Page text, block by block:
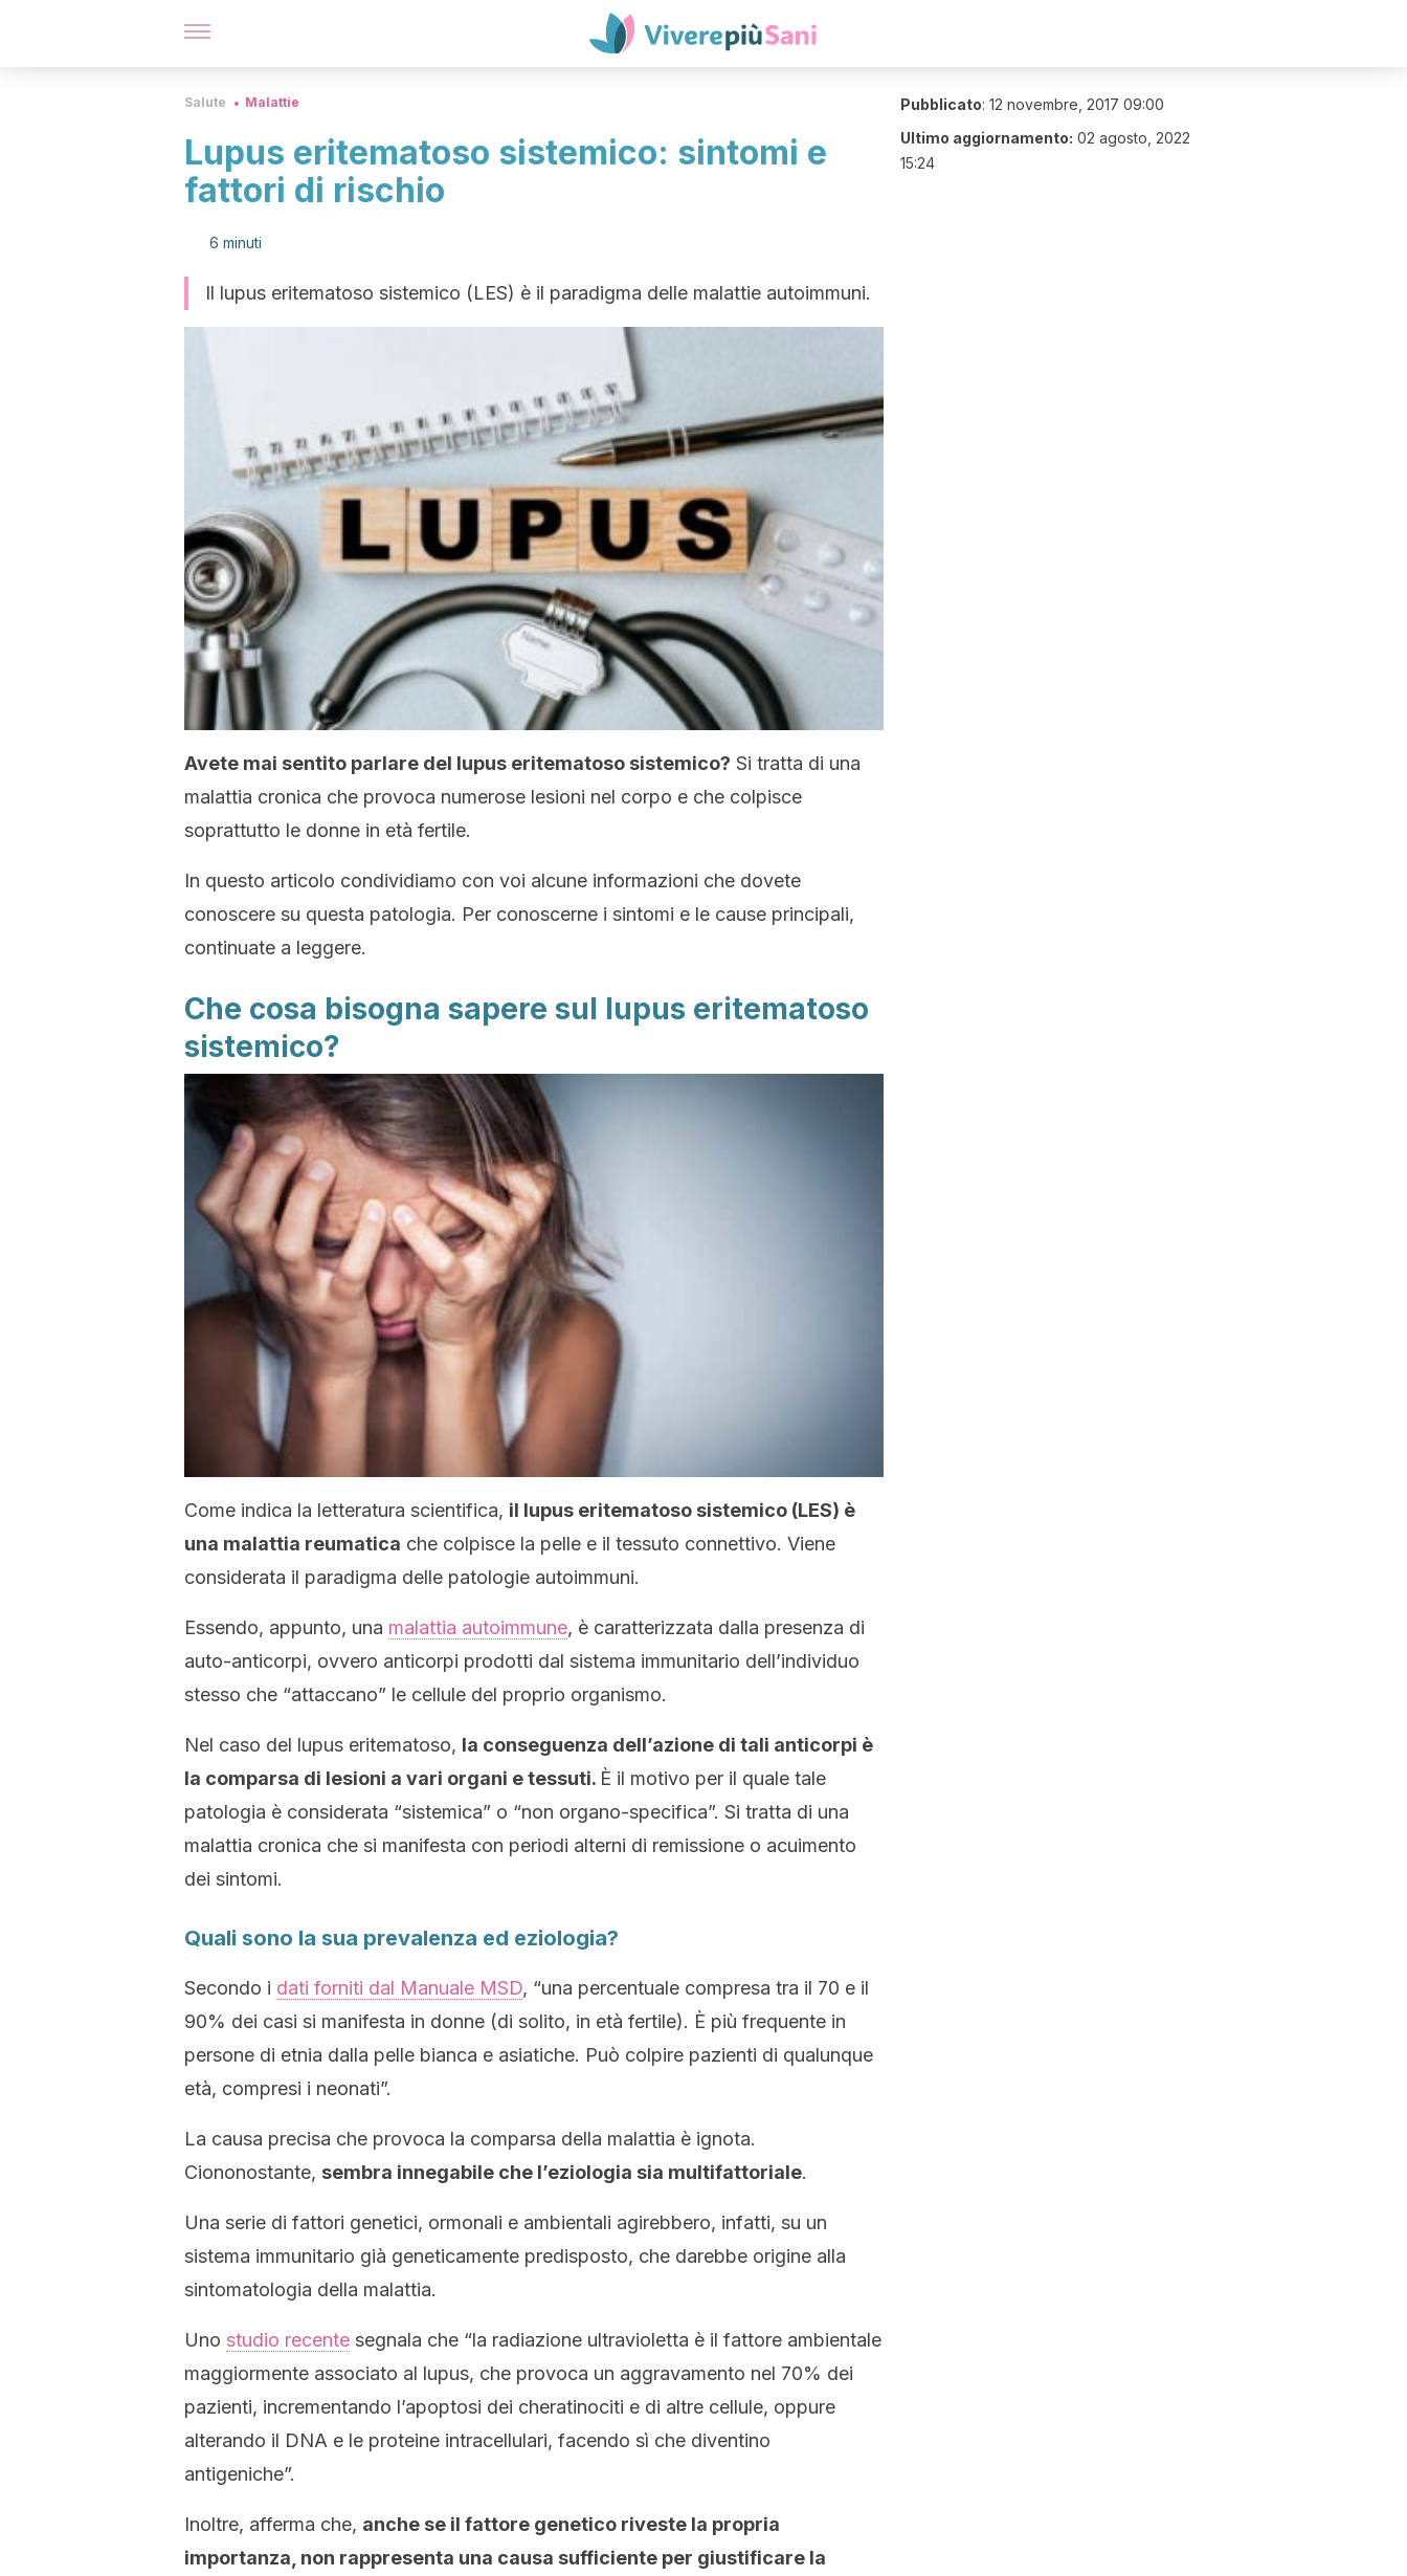
Salute Malattie
Lupus eritematoso sistemico: sintomi e
fattori di rischio
6 minuti
Il lupus eritematoso sistemico (LES) è il paradigma delle malattie autoimmuni.
Avete mai sentito parlare del lupus eritematoso sistemico? Si tratta di una
malattia cronica che provoca numerose lesioni nel corpo e che colpisce
soprattutto le donne in età fertile.
In questo articolo condividiamo con voi alcune informazioni che dovete
conoscere su questa patologia. Per conoscerne i sintomi e le cause principali,
continuate a leggere.
Che cosa bisogna sapere sul lupus eritematoso
sistemico?
Come indica la letteratura scientifica, il lupus eritematoso sistemico (LES) è
una malattia reumatica che colpisce la pelle e il tessuto connettivo. Viene
considerata il paradigma delle patologie autoimmuni.
Essendo, appunto, una malattia autoimmune, è caratterizzata dalla presenza di
auto-anticorpi, ovvero anticorpi prodotti dal sistema immunitario dell’individuo
stesso che “attaccano” le cellule del proprio organismo.
Nel caso del lupus eritematoso, la conseguenza dell’azione di tali anticorpi è
la comparsa di lesioni a vari organi e tessuti. È il motivo per il quale tale
patologia è considerata “sistemica” o “non organo-specifica”. Si tratta di una
malattia cronica che si manifesta con periodi alterni di remissione o acuimento
dei sintomi.
Quali sono la sua prevalenza ed eziologia?
Secondo i dati forniti dal Manuale MSD, “una percentuale compresa tra il 70 e il
90% dei casi si manifesta in donne (di solito, in età fertile). È più frequente in
persone di etnia dalla pelle bianca e asiatiche. Può colpire pazienti di qualunque
età, compresi i neonati”.
La causa precisa che provoca la comparsa della malattia è ignota.
Ciononostante, sembra innegabile che l’eziologia sia multifattoriale.
Una serie di fattori genetici, ormonali e ambientali agirebbero, infatti, su un
sistema immunitario già geneticamente predisposto, che darebbe origine alla
sintomatologia della malattia.
Uno studio recente segnala che “la radiazione ultravioletta è il fattore ambientale
maggiormente associato al lupus, che provoca un aggravamento nel 70% dei
pazienti, incrementando l’apoptosi dei cheratinociti e di altre cellule, oppure
alterando il DNA e le proteine intracellulari, facendo sì che diventino
antigeniche”.
Inoltre, afferma che, anche se il fattore genetico riveste la propria
importanza, non rappresenta una causa sufficiente per giustificare la
Pubblicato: 12 novembre, 2017 09:00
Ultimo aggiornamento: 02 agosto, 2022
15:24